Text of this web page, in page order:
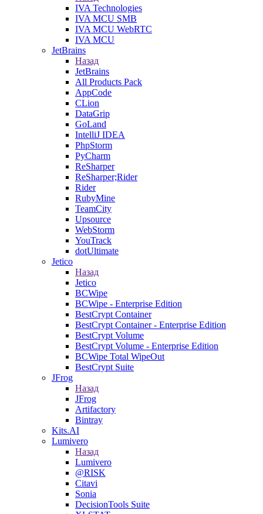
IVA Technologies
IVA MCU SMB
IVA MCU WebRTC
IVA MCU
JetBrains
Назад
JetBrains
All Products Pack
AppCode
CLion
DataGrip
GoLand
IntelliJ IDEA
PhpStorm
PyCharm
ReSharper
ReSharper;Rider
Rider
RubyMine
TeamCity
Upsource
WebStorm
YouTrack
dotUltimate
Jetico
Назад
Jetico
BCWipe
BCWipe - Enterprise Edition
BestCrypt Container
BestCrypt Container - Enterprise Edition
BestCrypt Volume
BestCrypt Volume - Enterprise Edition
BCWipe Total WipeOut
BestCrypt Suite
JFrog
Назад
JFrog
Artifactory
Bintray
Kits.AI
Lumivero
Назад
Lumivero
@RISK
Citavi
Sonia
DecisionTools Suite